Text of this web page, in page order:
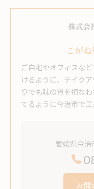
こが
ご自宅やオフィスな
けるように、テイク
りでも味の質を損な
てるように今治市で工
愛媛県今
お問